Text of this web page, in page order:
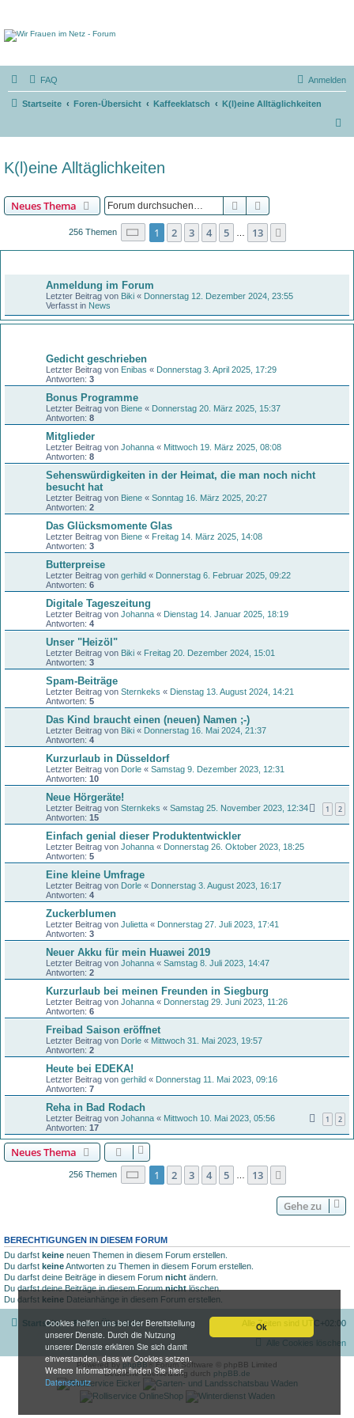
Ok
Cookies helfen uns bei der Bereitstellung
unserer Dienste. Durch die Nutzung
unserer Dienste erklären Sie sich damit
einverstanden, dass wir Cookies setzen.
Weitere Informationen finden Sie hier:
Datenschutz
FAQ Anmelden
Startseite Foren-Übersicht Kaffeeklatsch
K(l)eine Alltäglichkeiten
K(l)eine Alltäglichkeiten
Neues Thema Suche
256 Themen Seite 1von 13
1 2 3 4 5 13
Anmeldung im Forum
Letzter Beitrag von Biki « Donnerstag 12. Dezember 2024, 23:55
Verfasst in News
Gedicht geschrieben
Letzter Beitrag von Enibas « Donnerstag 3. April 2025, 17:29
Antworten: 3
Bonus Programme
Letzter Beitrag von Biene « Donnerstag 20. März 2025, 15:37
Antworten: 8
Mitglieder
Letzter Beitrag von Johanna « Mittwoch 19. März 2025, 08:08
Antworten: 8
Sehenswürdigkeiten in der Heimat, die man noch nicht
besucht hat
Letzter Beitrag von Biene « Sonntag 16. März 2025, 20:27
Antworten: 2
Das Glücksmomente Glas
Letzter Beitrag von Biene « Freitag 14. März 2025, 14:08
Antworten: 3
Butterpreise
Letzter Beitrag von gerhild « Donnerstag 6. Februar 2025, 09:22
Antworten: 6
Digitale Tageszeitung
Letzter Beitrag von Johanna « Dienstag 14. Januar 2025, 18:19
Antworten: 4
Unser "Heizöl"
Letzter Beitrag von Biki « Freitag 20. Dezember 2024, 15:01
Antworten: 3
Spam-Beiträge
Letzter Beitrag von Sternkeks « Dienstag 13. August 2024, 14:21
Antworten: 5
Das Kind braucht einen (neuen) Namen ;-)
Letzter Beitrag von Biki « Donnerstag 16. Mai 2024, 21:37
Antworten: 4
Kurzurlaub in Düsseldorf
Letzter Beitrag von Dorle « Samstag 9. Dezember 2023, 12:31
Antworten: 10
Neue Hörgeräte!
Letzter Beitrag von Sternkeks « Samstag 25. November 2023, 12:34
Antworten: 15
1 2
Einfach genial dieser Produktentwickler
Letzter Beitrag von Johanna « Donnerstag 26. Oktober 2023, 18:25
Antworten: 5
Eine kleine Umfrage
Letzter Beitrag von Dorle « Donnerstag 3. August 2023, 16:17
Antworten: 4
Zuckerblumen
Letzter Beitrag von Julietta « Donnerstag 27. Juli 2023, 17:41
Antworten: 3
Neuer Akku für mein Huawei 2019
Letzter Beitrag von Johanna « Samstag 8. Juli 2023, 14:47
Antworten: 2
Kurzurlaub bei meinen Freunden in Siegburg
Letzter Beitrag von Johanna « Donnerstag 29. Juni 2023, 11:26
Antworten: 6
Freibad Saison eröffnet
Letzter Beitrag von Dorle « Mittwoch 31. Mai 2023, 19:57
Antworten: 2
Heute bei EDEKA!
Letzter Beitrag von gerhild « Donnerstag 11. Mai 2023, 09:16
Antworten: 7
Reha in Bad Rodach
Letzter Beitrag von Johanna « Mittwoch 10. Mai 2023, 05:56
Antworten: 17
1 2
Neues Thema
256 Themen Seite 1von 13
1 2 3 4 5 13
Gehe zu
BERECHTIGUNGEN IN DIESEM FORUM
Du darfst keine neuen Themen in diesem Forum erstellen.
Du darfst keineAntworten zu Themen in diesem Forum erstellen.
Du darfst deine Beiträge in diesem Forum nicht ändern.
Du darfst deine Beiträge in diesem Forumnichtlöschen.
Du darfst keine Dateianhänge in diesem Forum erstellen.
Startseite Foren-Übersicht Alle Zeiten sind UTC+02:00
Alle Cookies löschen
Powered by phpBB® Forum Software © phpBB Limited
Deutsche Übersetzung durch phpBB.de